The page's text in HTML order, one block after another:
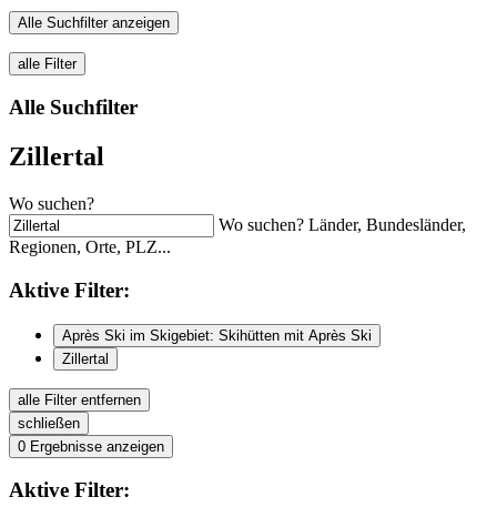
Alle Suchfilter anzeigen
alle Filter
Alle Suchfilter
Zillertal
Wo suchen?
Wo suchen? Länder, Bundesländer,
Regionen, Orte, PLZ...
Aktive Filter:
Après Ski im Skigebiet: Skihütten mit Après Ski
Zillertal
alle Filter entfernen
schließen
0 Ergebnisse anzeigen
Aktive Filter: